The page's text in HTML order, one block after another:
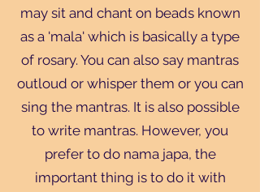
may sit and chant on beads known
as a 'mala' which is basically a type
of rosary. You can also say mantras
outloud or whisper them or you can
sing the mantras. It is also possible
to write mantras. However, you
prefer to do nama japa, the
important thing is to do it with